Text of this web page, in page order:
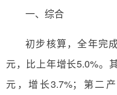
一、综合
初步核算，全年完
元，比上年增长5.0%。
元，增长3.7%；第二